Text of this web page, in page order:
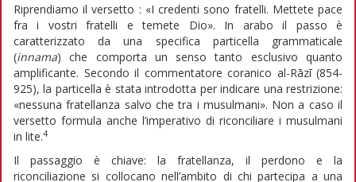
Riprendiamo il versetto : «I credenti sono fratelli. Mettete pace
fra i vostri fratelli e temete Dio». In arabo il passo è
caratterizzato da una specifica particella grammaticale
(innama) che comporta un senso tanto esclusivo quanto
amplificante. Secondo il commentatore coranico al-Rāzī (854-
925), la particella è stata introdotta per indicare una restrizione:
«nessuna fratellanza salvo che tra i musulmani». Non a caso il
versetto formula anche l’imperativo di riconciliare i musulmani
in lite.4
Il passaggio è chiave: la fratellanza, il perdono e la
riconciliazione si collocano nell’ambito di chi partecipa a una